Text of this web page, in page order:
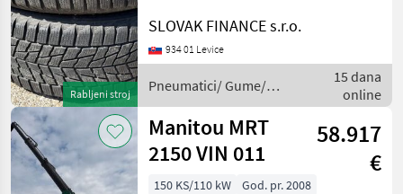
Rabljeni stroj
dezén 30% F2, Cena 30
Naplatci Pneumatici/ gume
SLOVAK FINANCE s.r.o.
934 01 Levice
Pneumatici/ Gume/
Naplatci / Bridgestone
15 dana
online
Manitou MRT
2150 VIN 011
58.917
€
150 KS/110 kW
God. pr. 2008